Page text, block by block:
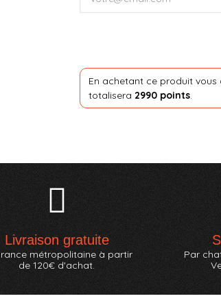
En achetant ce produit vous
totalisera 2990 points.
Livraison gratuite
métropolitaine à partir
de 120€ d'achat.
Par